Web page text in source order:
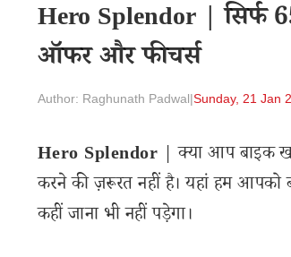
Hero Splendor | सिर्फ
ऑफर और फीचर्स
Author: Raghunath Padwal|Sunday, 21 Jan
Hero Splendor | क्या आप बाइक
करने की ज़रूरत नहीं है। यहां हम
कहीं जाना भी नहीं पड़ेगा।